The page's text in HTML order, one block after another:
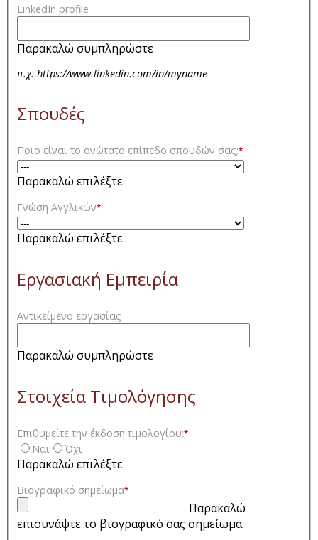
LinkedIn profile
Παρακαλώ συμπληρώστε
π.χ. https://www.linkedin.com/in/myname
Σπουδές
Ποιο είναι το ανώτατο επίπεδο σπουδών σας;*
Παρακαλώ επιλέξτε
Γνώση Αγγλικών*
Παρακαλώ επιλέξτε
Εργασιακή Εμπειρία
Αντικείμενο εργασίας
Παρακαλώ συμπληρώστε
Στοιχεία Τιμολόγησης
Επιθυμείτε την έκδοση τιμολογίου;*
Ναι Όχι
Παρακαλώ επιλέξτε
Βιογραφικό σημείωμα*
Παρακαλώ
επισυνάψτε το βιογραφικό σας σημείωμα.